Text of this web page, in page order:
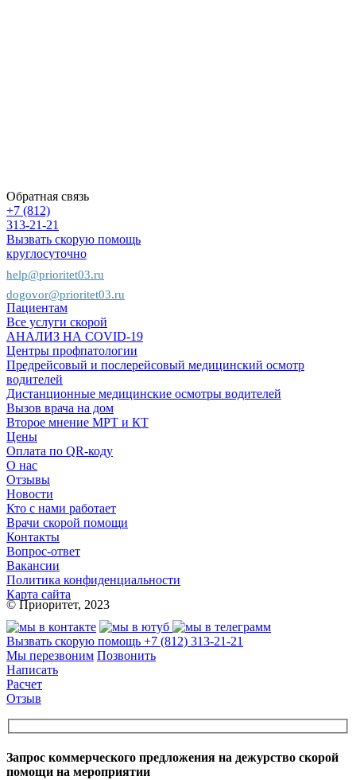
Обратная связь
+7 (812)
313-21-21
Вызвать скорую помощь
круглосуточно
help@prioritet03.ru
dogovor@prioritet03.ru
Пациентам
Все услуги скорой
АНАЛИЗ НА COVID-19
Центры профпатологии
Предрейсовый и послерейсовый медицинский осмотр
водителей
Дистанционные медицинские осмотры водителей
Вызов врача на дом
Второе мнение МРТ и КТ
Цены
Оплата по QR-коду
О нас
Отзывы
Новости
Кто с нами работает
Врачи скорой помощи
Контакты
Вопрос-ответ
Вакансии
Политика конфиденциальности
Карта сайта
© Приоритет, 2023
Вызвать скорую помощь +7 (812) 313-21-21
Мы перезвоним Позвонить
Написать
Расчет
Отзыв
Запрос коммерческого предложения на дежурство скорой
помощи на мероприятии